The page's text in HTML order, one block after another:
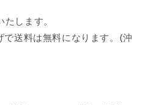
します。
で送料は無料になります。(沖